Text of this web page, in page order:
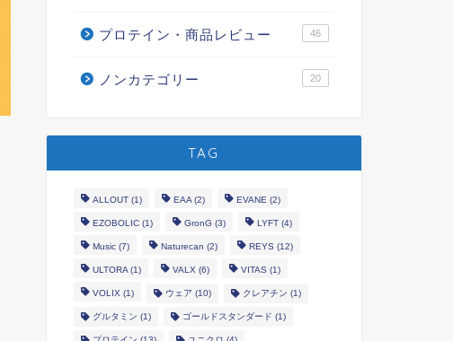
プロテイン・商品レビュー 46
ノンカテゴリー 20
TAG
ALLOUT(1) EAA(2) EVANE(2)
EZOBOLIC(1) GronG (3) LYFT(4)
Music(7) Naturecan (2) REYS (12)
ULTORA(1) VALX(6) VITAS (1)
VOLIX(1) ウェア (10) クレアチン (1)
グルタミン (1) ゴールドスタンダード (1)